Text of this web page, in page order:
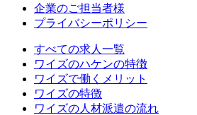
企業のご担当者様
プライバシーポリシー
すべての求人一覧
ワイズのハケンの特徴
ワイズで働くメリット
ワイズの特徴
ワイズの人材派遣の流れ